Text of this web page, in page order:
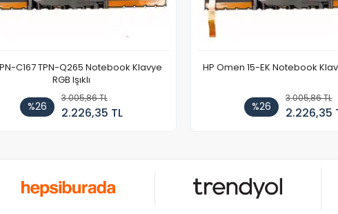
C167 TPN-Q265 Notebook Klavye
RGB Işıklı
%26
3.005,86 TL
2.226,35 TL
HP Omen 15-EK Notebook
%26
3.005,86 TL
2.226,35